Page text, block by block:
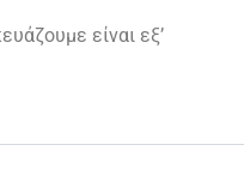
είναι εξ’